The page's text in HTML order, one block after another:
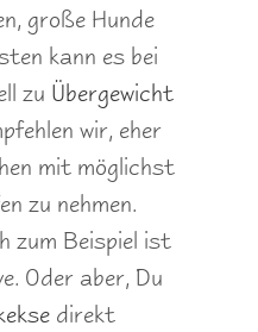
große Hunde
kann es bei
zu Übergewicht
wir, eher
mit möglichst
zu nehmen.
zum Beispiel ist
Oder aber, Du
direkt